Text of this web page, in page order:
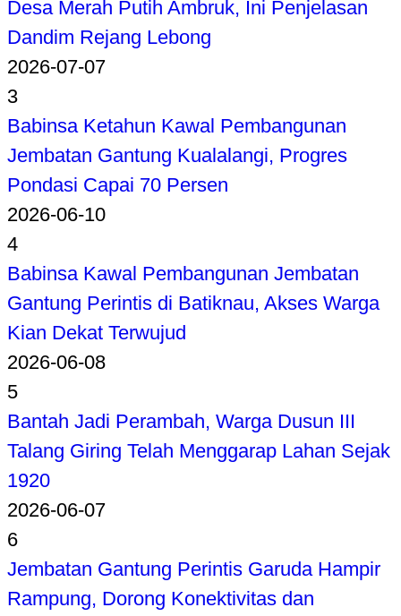
Desa Merah Putih Ambruk, Ini Penjelasan
Dandim Rejang Lebong
2026-07-07
3
Babinsa Ketahun Kawal Pembangunan
Jembatan Gantung Kualalangi, Progres
Pondasi Capai 70 Persen
2026-06-10
4
Babinsa Kawal Pembangunan Jembatan
Gantung Perintis di Batiknau, Akses Warga
Kian Dekat Terwujud
2026-06-08
5
Bantah Jadi Perambah, Warga Dusun III
Talang Giring Telah Menggarap Lahan Sejak
1920
2026-06-07
6
Jembatan Gantung Perintis Garuda Hampir
Rampung, Dorong Konektivitas dan